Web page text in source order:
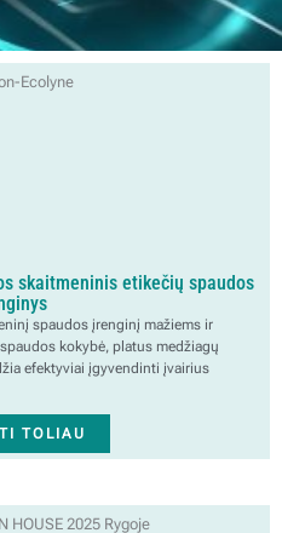
skaitmeninis etikečių spaudos
spaudos įrenginį mažiems ir
kokybė, platus medžiagų
efektyviai įgyvendinti įvairius
TOLIAU